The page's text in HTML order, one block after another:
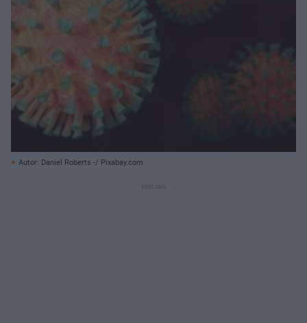
Autor: Daniel Roberts -/ Pixabay.com